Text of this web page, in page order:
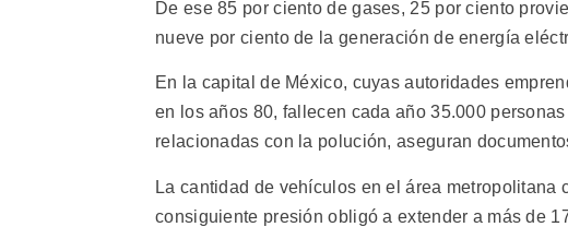
De ese 85 por ciento de gases, 25 por ciento
nueve por ciento de la generación de energía
En la capital de México, cuyas autoridades
en los años 80, fallecen cada año 35.000
relacionadas con la polución, aseguran
La cantidad de vehículos en el área
consiguiente presión obligó a extender a más de